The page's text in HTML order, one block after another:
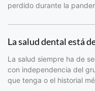
perdido durante la
La salud dental está
La salud siempre ha de
con independencia del
que tenga o el historial